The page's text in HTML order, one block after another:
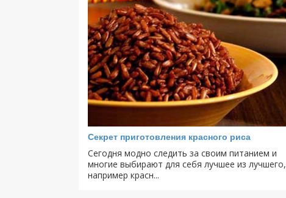
Секрет приготовления красного риса
Сегодня модно следить за своим питанием и
многие выбирают для себя лучшее из лучшего,
например красн...